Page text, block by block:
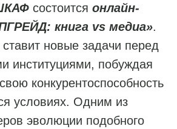
состоится онлайн-
книга vs медиа».
новые задачи перед
институциями, побуждая
конкурентоспособность
условиях. Одним из
эволюции подобного